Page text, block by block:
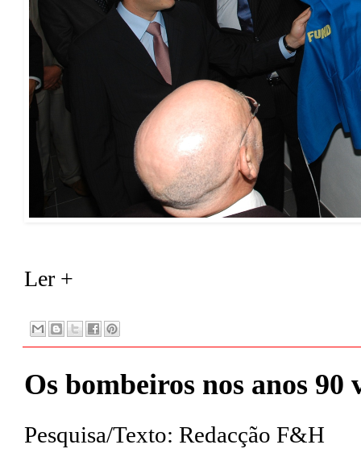
Ler +
Os bombeiros nos anos 90
Pesquisa/Texto: Redacção F&H